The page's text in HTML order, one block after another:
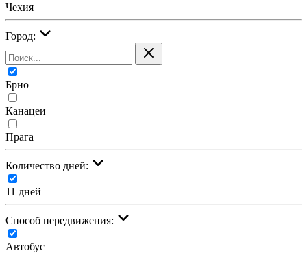
Чехия
Город:
Брно
Канацеи
Прага
Количество дней:
11 дней
Cпособ передвижения:
Автобус